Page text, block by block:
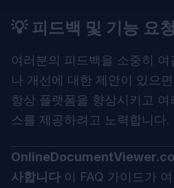
💡 피드백 및 기능 요청
여러분의 피드백을 소중히
나 개선에 대한 제안이 있으
항상 플랫폼을 향상시키고
스를 제공하려고 노력합니다.
사합니다 이 FAQ 가이드가